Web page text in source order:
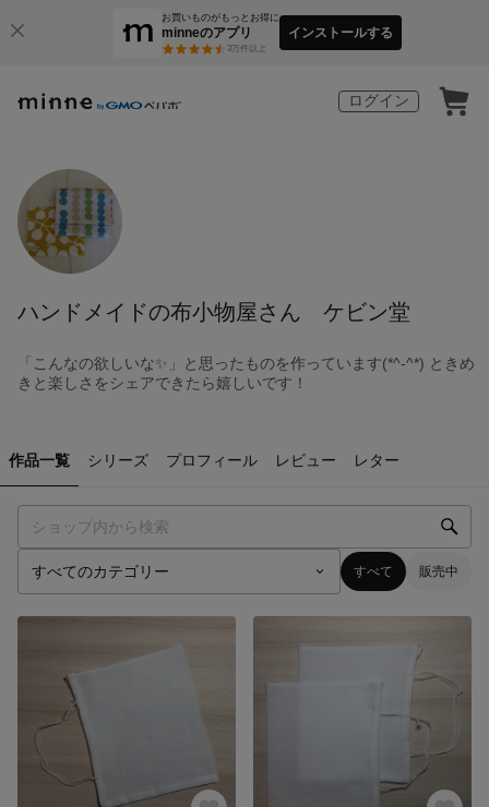
お買いものがもっとお得に
minneのアプリ
3万件以上
インストールする
ログイン
ハンドメイドの布小物屋さん ケビン堂
「こんなの欲しいな✨」と思ったものを作っています(*^-^*) ときめ
きと楽しさをシェアできたら嬉しいです！
作品一覧 シリーズ プロフィール レビュー レター
すべて 販売中